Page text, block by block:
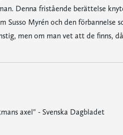
Denna fristående berättelse
Susso Myrén och den förbannelse
men om man vet att de finns,
axel" - Svenska Dagbladet